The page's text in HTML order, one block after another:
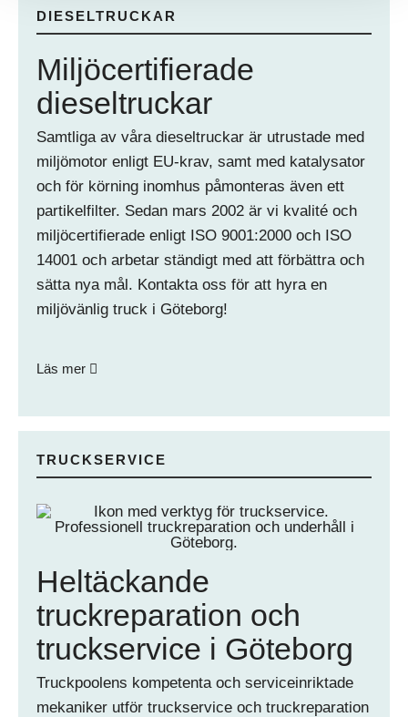
DIESELTRUCKAR
Miljöcertifierade
dieseltruckar
Samtliga av våra dieseltruckar är utrustade med
miljömotor enligt EU-krav, samt med katalysator
och för körning inomhus påmonteras även ett
partikelfilter. Sedan mars 2002 är vi kvalité och
miljöcertifierade enligt ISO 9001:2000 och ISO
14001 och arbetar ständigt med att förbättra och
sätta nya mål. Kontakta oss för att hyra en
miljövänlig truck i Göteborg!
Läs mer
TRUCKSERVICE
Heltäckande
truckreparation och
truckservice i Göteborg
Truckpoolens kompetenta och serviceinriktade
mekaniker utför truckservice och truckreparation